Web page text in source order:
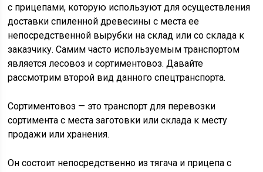
с прицепами, которую используют для осуществления
доставки спиленной древесины с места ее
непосредственной вырубки на склад или со склада к
заказчику. Самим часто используемым транспортом
является лесовоз и сортиментовоз. Давайте
рассмотрим второй вид данного спецтранспорта.
Сортиментовоз — это транспорт для перевозки
сортимента с места заготовки или склада к месту
продажи или хранения.
Он состоит непосредственно из тягача и прицепа с